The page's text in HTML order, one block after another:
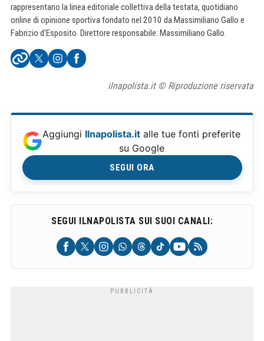
rappresentano la linea editoriale collettiva della testata, quotidiano
online di opinione sportiva fondato nel 2010 da Massimiliano Gallo e
Fabrizio d'Esposito. Direttore responsabile: Massimiliano Gallo.
ilnapolista.it © Riproduzione riservata
Aggiungi Ilnapolista.it alle tue fonti preferite
su Google
SEGUI ORA
SEGUI ILNAPOLISTA SUI SUOI CANALI: